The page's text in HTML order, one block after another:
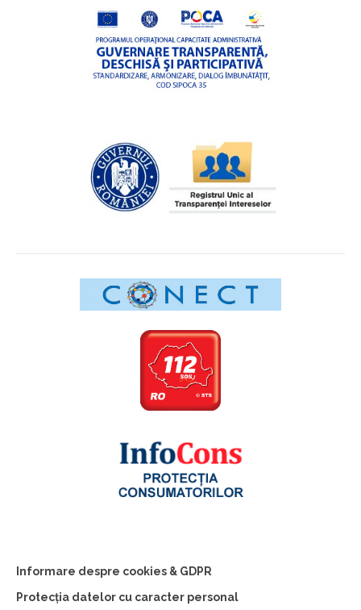
Informare despre cookies & GDPR
Protecția datelor cu caracter personal